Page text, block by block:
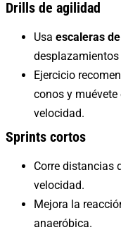
Drills de agilidad
Usa escaleras
Ejercicio
conos y muévete
velocidad.
Sprints cortos
Corre distancias
velocidad.
Mejora la
anaeróbica.